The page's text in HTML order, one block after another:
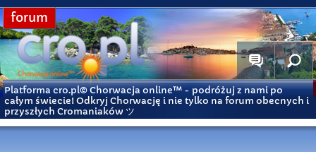
forum
Platforma cro.pl© Chorwacja online™ - podróżuj z nami po
całym świecie! Odkryj Chorwację i nie tylko na forum obecnych i
przyszłych Cromaniaków ツ